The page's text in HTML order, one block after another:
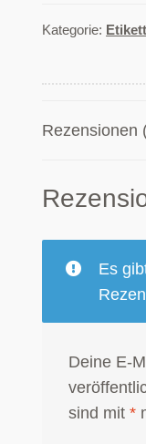
1000
Inhalt
100
Kategorie:
Rezensionen
Es
Deine E-
sind mit *